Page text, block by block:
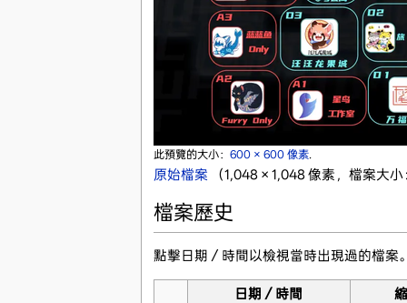
此預覽的大小： 600 × 600 像素.
原始檔案 （1,048 × 1,048 像素，檔案大
檔案歷史
點擊日期／時間以檢視當時出現過的檔案
日期／時間